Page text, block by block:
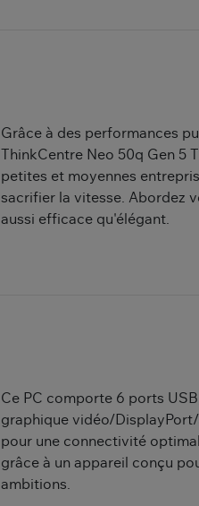
Grâce à des performances
ThinkCentre Neo 50q Gen 5
petites et moyennes
sacrifier la vitesse. Abordez
aussi efficace qu'élégant.
Ce PC comporte 6 ports
graphique vidéo/
pour une connectivité
grâce à un appareil conçu
ambitions.